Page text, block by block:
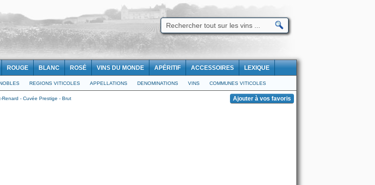
ROUGE BLANC ROSÉ VINS DU MONDE APÉRITIF ACCESSOIRES LEXIQUE
REGIONS VITICOLES APPELLATIONS DENOMINATIONS VINS COMMUNES VITICOLES
- Cuvée Prestige - Brut